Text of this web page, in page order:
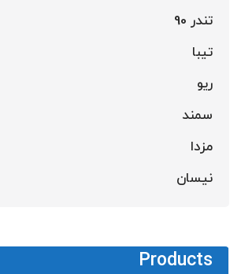
تندر 90
تیبا
ریو
سمند
مزدا
نیسان
Products